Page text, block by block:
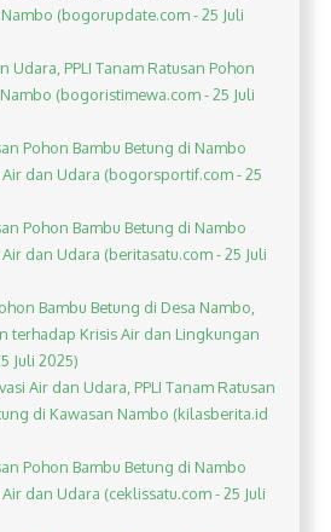
(bogorupdate.com - 25 Juli
Udara, PPLI Tanam Ratusan Pohon
(bogoristimewa.com - 25 Juli
Pohon Bambu Betung di Nambo
dan Udara (bogorsportif.com - 25
Pohon Bambu Betung di Nambo
dan Udara (beritasatu.com - 25 Juli
Bambu Betung di Desa Nambo,
terhadap Krisis Air dan Lingkungan
Juli 2025)
Air dan Udara, PPLI Tanam Ratusan
di Kawasan Nambo (kilasberita.id
Pohon Bambu Betung di Nambo
dan Udara (ceklissatu.com - 25 Juli